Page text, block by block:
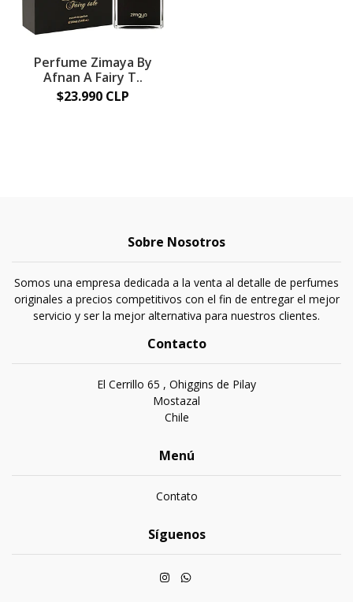
Perfume Zimaya By
Afnan A Fairy T..
$23.990 CLP
Sobre Nosotros
Somos una empresa dedicada a la venta al detalle de perfumes
originales a precios competitivos con el fin de entregar el mejor
servicio y ser la mejor alternativa para nuestros clientes.
Contacto
El Cerrillo 65 , Ohiggins de Pilay
Mostazal
Chile
Menú
Contato
Síguenos